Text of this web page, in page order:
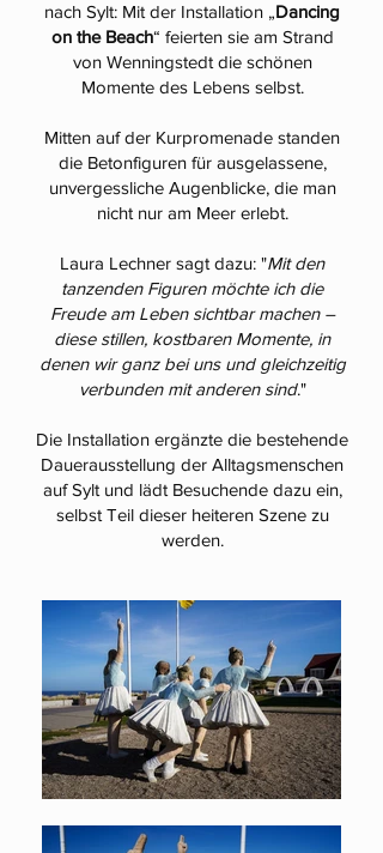
nach Sylt: Mit der Installation „Dancing
on the Beach“ feierten sie am Strand
von Wenningstedt die schönen
Momente des Lebens selbst.
Mitten auf der Kurpromenade standen
die Betonfiguren für ausgelassene,
unvergessliche Augenblicke, die man
nicht nur am Meer erlebt.
Laura Lechner sagt dazu: "Mit den
tanzenden Figuren möchte ich die
Freude am Leben sichtbar machen –
diese stillen, kostbaren Momente, in
denen wir ganz bei uns und gleichzeitig
verbunden mit anderen sind."
Die Installation ergänzte die bestehende
Dauerausstellung der Alltagsmenschen
auf Sylt und lädt Besuchende dazu ein,
selbst Teil dieser heiteren Szene zu
werden.